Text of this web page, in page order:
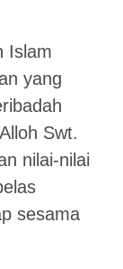
Islam
yang
Swt.
nilai-nilai
sesama